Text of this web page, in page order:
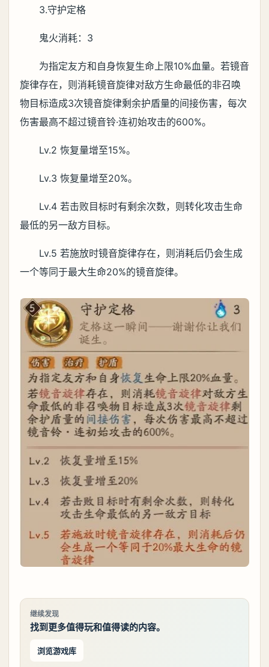
3.守护定格
鬼火消耗：3
为指定友方和自身恢复生命上限10%血量。若镜音
旋律存在，则消耗镜音旋律对敌方生命最低的非召唤
物目标造成3次镜音旋律剩余护盾量的间接伤害，每次
伤害最高不超过镜音铃·连初始攻击的600%。
Lv.2 恢复量增至15%。
Lv.3 恢复量增至20%。
Lv.4 若击败目标时有剩余次数，则转化攻击生命
最低的另一敌方目标。
Lv.5 若施放时镜音旋律存在，则消耗后仍会生成
一个等同于最大生命20%的镜音旋律。
继续发现
找到更多值得玩和值得读的内容。
浏览游戏库